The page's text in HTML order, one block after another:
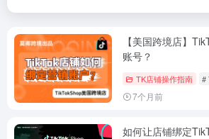
【美国跨境店】
账号？
TK店铺操作指南 #
7个月前
如何让店铺绑定